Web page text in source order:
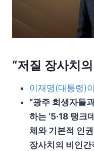
“저질 장사치
이재명(대통령)
“광주 희생자들
하는 ‘5·18 탱크
체와 기본적 인
장사치의 비인간